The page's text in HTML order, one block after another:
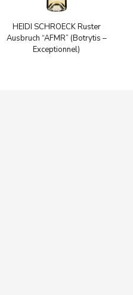
HEIDI SCHROECK Ruster
Ausbruch “AFMR” (Botrytis –
Exceptionnel)